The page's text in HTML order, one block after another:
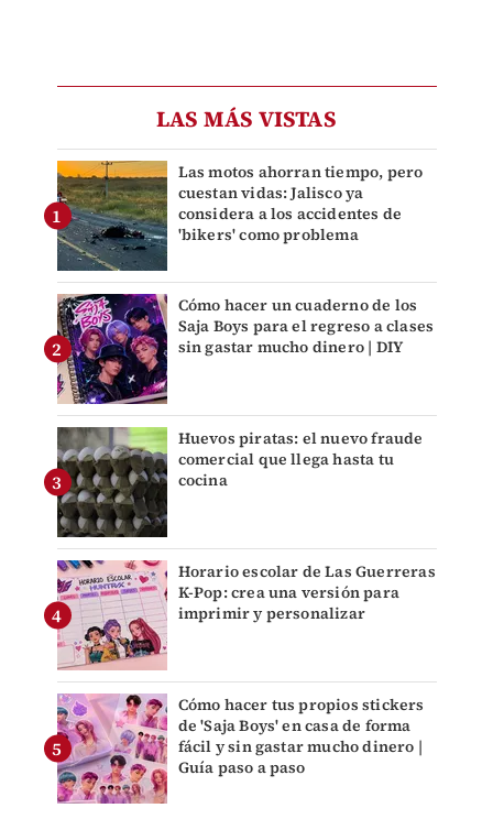
LAS MÁS VISTAS
Las motos ahorran tiempo, pero
cuestan vidas: Jalisco ya
considera a los accidentes de
'bikers' como problema
Cómo hacer un cuaderno de los
Saja Boys para el regreso a clases
sin gastar mucho dinero | DIY
Huevos piratas: el nuevo fraude
comercial que llega hasta tu
cocina
Horario escolar de Las Guerreras
K-Pop: crea una versión para
imprimir y personalizar
Cómo hacer tus propios stickers
de 'Saja Boys' en casa de forma
fácil y sin gastar mucho dinero |
Guía paso a paso